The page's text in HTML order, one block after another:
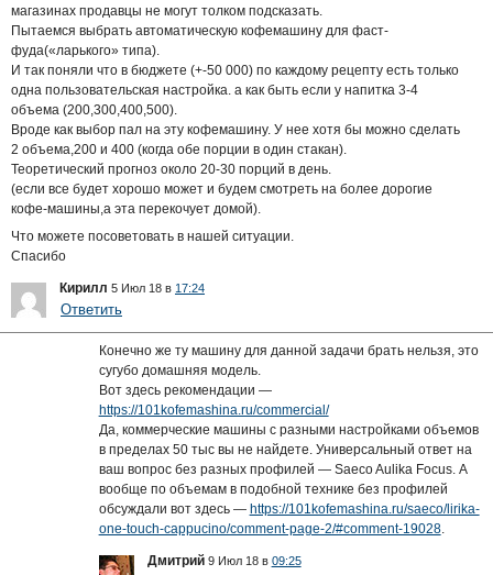
магазинах продавцы не могут толком подсказать.
Пытаемся выбрать автоматическую кофемашину для фаст-
фуда(«ларького» типа).
И так поняли что в бюджете (+-50 000) по каждому рецепту есть только
одна пользовательская настройка. а как быть если у напитка 3-4
объема (200,300,400,500).
Вроде как выбор пал на эту кофемашину. У нее хотя бы можно сделать
2 объема,200 и 400 (когда обе порции в один стакан).
Теоретический прогноз около 20-30 порций в день.
(если все будет хорошо может и будем смотреть на более дорогие
кофе-машины,а эта перекочует домой).
Что можете посоветовать в нашей ситуации.
Спасибо
Кирилл 5 Июл 18 в 17:24
Ответить
Конечно же ту машину для данной задачи брать нельзя, это
сугубо домашняя модель.
Вот здесь рекомендации —
https://101kofemashina.ru/commercial/
Да, коммерческие машины с разными настройками объемов
в пределах 50 тыс вы не найдете. Универсальный ответ на
ваш вопрос без разных профилей — Saeco Aulika Focus. А
вообще по объемам в подобной технике без профилей
обсуждали вот здесь — https://101kofemashina.ru/saeco/lirika-
one-touch-cappucino/comment-page-2/#comment-19028.
Дмитрий 9 Июл 18 в 09:25